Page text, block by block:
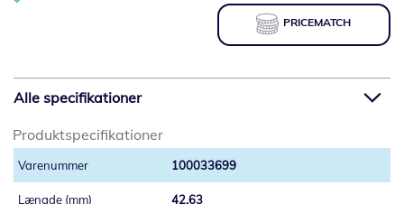
PRICEMATCH
Alle specifikationer
Produktspecifikationer
100033699
42,63